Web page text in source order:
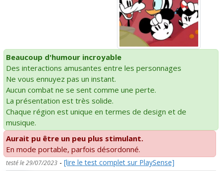
Beaucoup d'humour incroyable
Des interactions amusantes entre les personnages
Ne vous ennuyez pas un instant.
Aucun combat ne se sent comme une perte.
La présentation est très solide.
Chaque région est unique en termes de design et de
musique.
Aurait pu être un peu plus stimulant.
En mode portable, parfois désordonné.
testé le 29/07/2023 - [lire le test complet sur PlaySense]